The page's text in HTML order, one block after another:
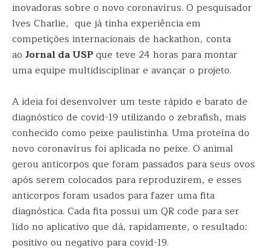
inovadoras sobre o novo coronavírus. O pesquisador
Ives Charlie, que já tinha experiência em
competições internacionais de hackathon, conta
ao Jornal da USPque teve 24 horas para montar
uma equipe multidisciplinar e avançar o projeto.
A ideia foi desenvolver um teste rápido e barato de
diagnóstico de covid-19 utilizando o zebrafish, mais
conhecido como peixe paulistinha. Uma proteína do
novo coronavírus foi aplicada no peixe. O animal
gerou anticorpos que foram passados para seus ovos
após serem colocados para reproduzirem, e esses
anticorpos foram usados para fazer uma fita
diagnóstica. Cada fita possui um QR code para ser
lido no aplicativo que dá, rapidamente, o resultado:
positivo ou negativo para covid-19.